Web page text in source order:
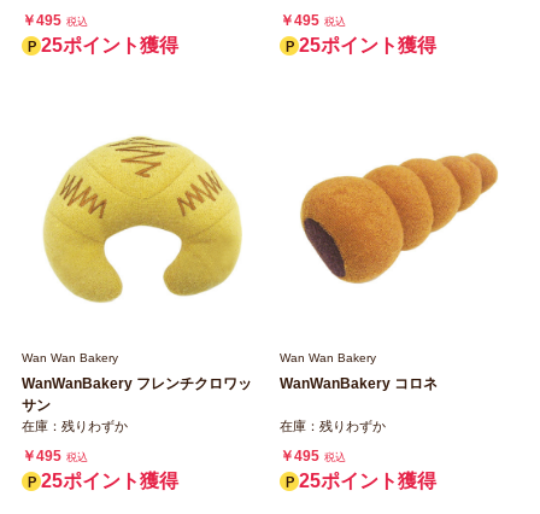
￥495 税込
25ポイント獲得
￥495 税込
25ポイント獲得
Wan Wan Bakery
WanWanBakery フレンチクロワッ
サン
在庫：残りわずか
￥495 税込
25ポイント獲得
Wan Wan Bakery
WanWanBakery コロネ
在庫：残りわずか
￥495 税込
25ポイント獲得